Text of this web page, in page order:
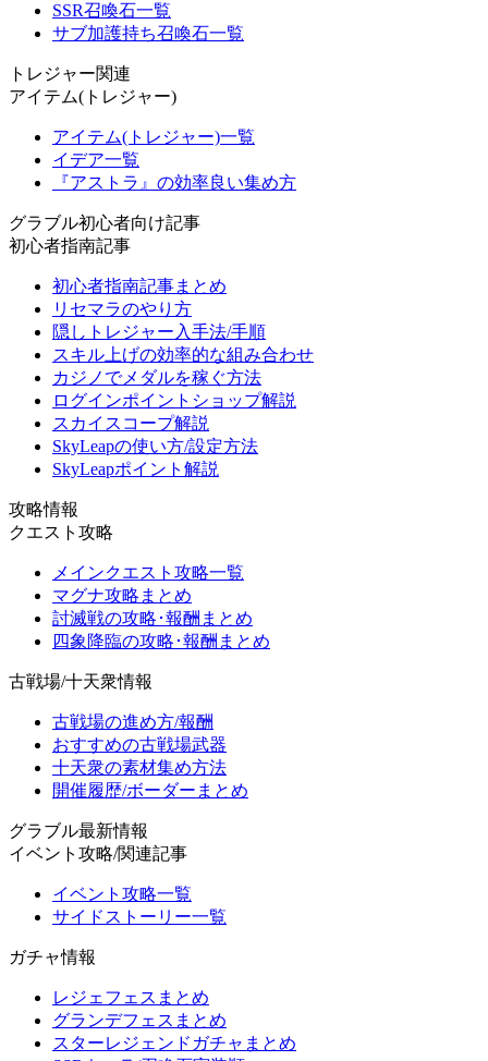
SSR召喚石一覧
サブ加護持ち召喚石一覧
トレジャー関連
アイテム(トレジャー)
アイテム(トレジャー)一覧
イデア一覧
『アストラ』の効率良い集め方
グラブル初心者向け記事
初心者指南記事
初心者指南記事まとめ
リセマラのやり方
隠しトレジャー入手法/手順
スキル上げの効率的な組み合わせ
カジノでメダルを稼ぐ方法
ログインポイントショップ解説
スカイスコープ解説
SkyLeapの使い方/設定方法
SkyLeapポイント解説
攻略情報
クエスト攻略
メインクエスト攻略一覧
マグナ攻略まとめ
討滅戦の攻略･報酬まとめ
四象降臨の攻略･報酬まとめ
古戦場/十天衆情報
古戦場の進め方/報酬
おすすめの古戦場武器
十天衆の素材集め方法
開催履歴/ボーダーまとめ
グラブル最新情報
イベント攻略/関連記事
イベント攻略一覧
サイドストーリー一覧
ガチャ情報
レジェフェスまとめ
グランデフェスまとめ
スターレジェンドガチャまとめ